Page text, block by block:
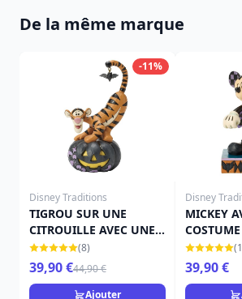
De la même marque
-11%
Disney Traditions
TIGROU SUR UNE
CITROUILLE AVEC UNE
CHAUVE-SOURIS -
DISNEY TRADITIONS
(8)
39,90 €44,90 €
Ajouter
Disney
MICKEY
SOURIS -
39,90 €